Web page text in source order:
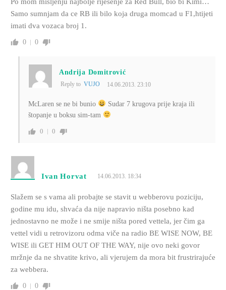
Samo sumnjam da ce RB ili bilo koja druga momcad u F1,htijeti
imati dva vozaca broj 1.
0 0
Andrija Domitrović
Reply to VUJO 14.06.2013. 23:10
McLaren se ne bi bunio
Sudar 7 krugova prije kraja ili
štopanje u boksu sim-tam
0 0
Ivan Horvat 14.06.2013. 18:34
Slažem se s vama ali probajte se stavit u webberovu poziciju,
godine mu idu, shvaća da nije napravio ništa posebno kad
jednostavno ne može i ne smije ništa pored vettela, jer čim ga
vettel vidi u retrovizoru odma viče na radio BE WISE NOW, BE
WISE ili GET HIM OUT OF THE WAY, nije ovo neki govor
mržnje da ne shvatite krivo, ali vjerujem da mora bit frustrirajuće
za webbera.
0 0